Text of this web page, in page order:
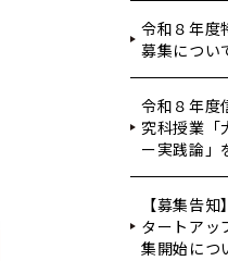
令和８年度
募集につい
令和８年度
究科授業「
ー実践論」
【募集告
タートアッ
集開始につ